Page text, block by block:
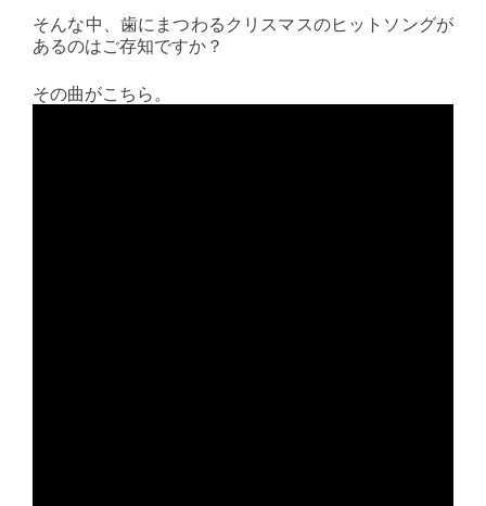
そんな中、歯にまつわるクリスマスのヒットソングが
あるのはご存知ですか？
その曲がこちら。